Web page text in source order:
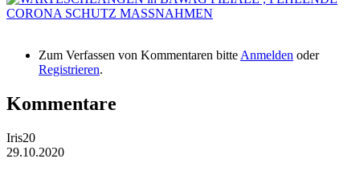
Zum Verfassen von Kommentaren bitte Anmelden oder
Registrieren.
Kommentare
Iris20
29.10.2020